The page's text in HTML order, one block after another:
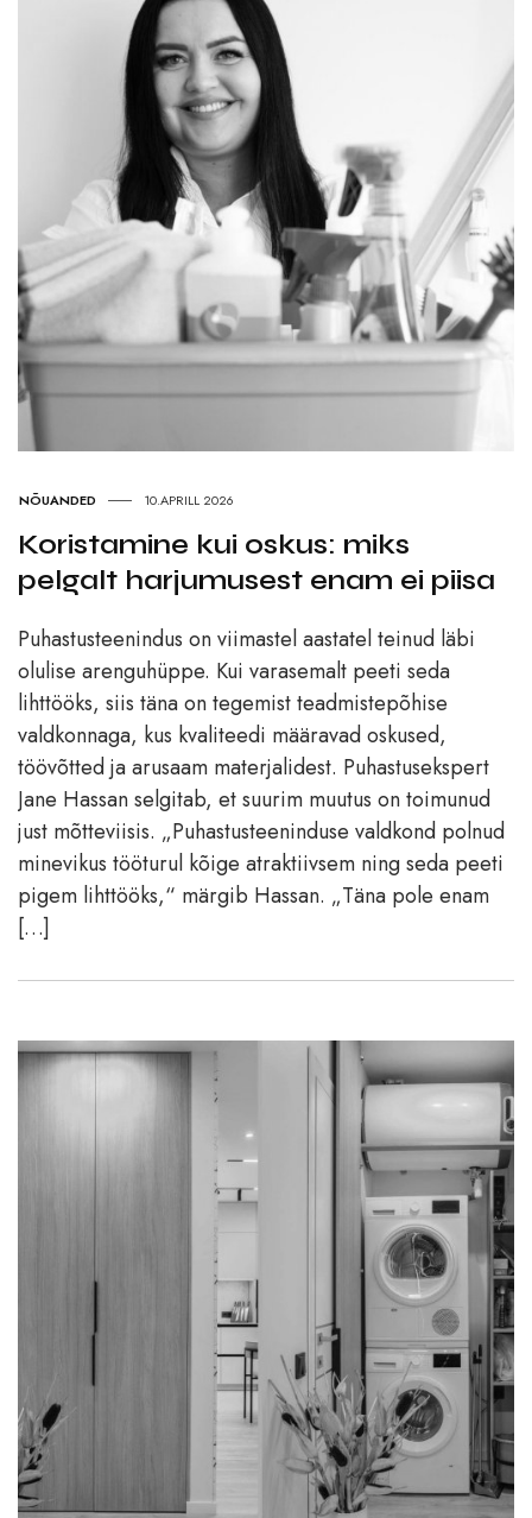
NÕUANDED 10.APRILL 2026
Koristamine kui oskus: miks
pelgalt harjumusest enam ei piisa
Puhastusteenindus on viimastel aastatel teinud läbi
olulise arenguhüppe. Kui varasemalt peeti seda
lihttööks, siis täna on tegemist teadmistepõhise
valdkonnaga, kus kvaliteedi määravad oskused,
töövõtted ja arusaam materjalidest. Puhastusekspert
Jane Hassan selgitab, et suurim muutus on toimunud
just mõtteviisis. „Puhastusteeninduse valdkond polnud
minevikus tööturul kõige atraktiivsem ning seda peeti
pigem lihttööks,“ märgib Hassan. „Täna pole enam
[…]